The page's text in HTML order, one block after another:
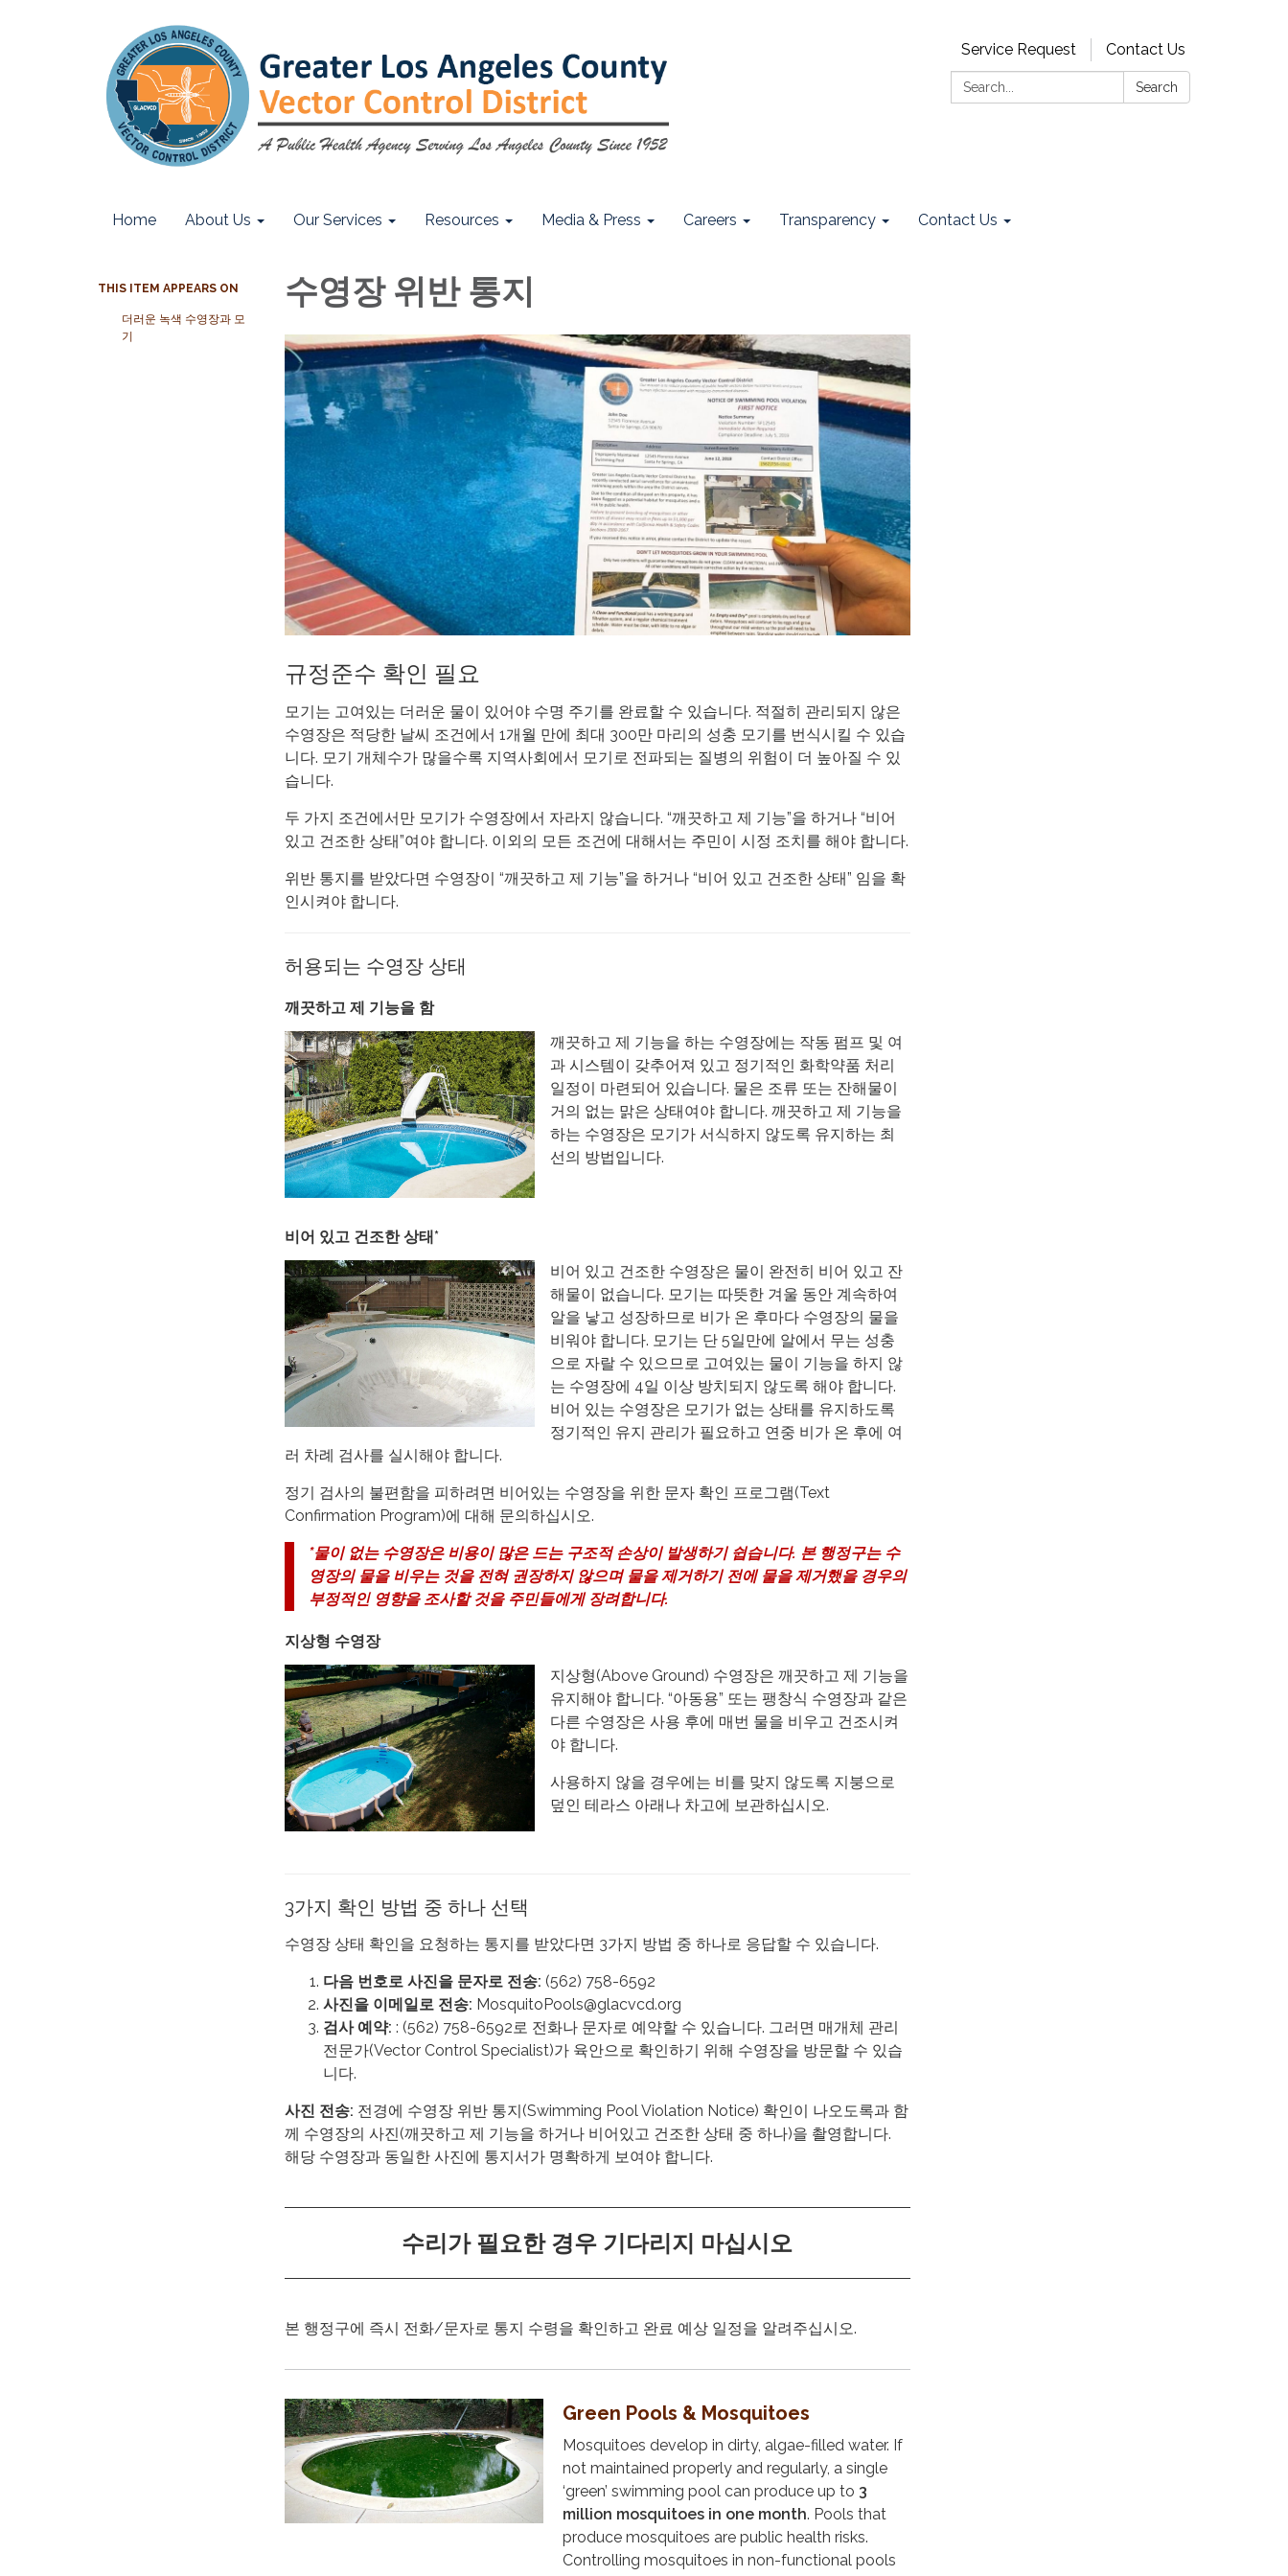
Service Request
Contact Us
Search:
Search
Home About Us Our Services Resources Media & Press Careers Transparency Contact Us
THIS ITEM APPEARS ON
더러운 녹색 수영장과 모
기
수영장 위반 통지
규정준수 확인 필요
모기는 고여있는 더러운 물이 있어야 수명 주기를 완료할 수 있습니다. 적절히 관리되지 않은
수영장은 적당한 날씨 조건에서 1개월 만에 최대 300만 마리의 성충 모기를 번식시킬 수 있습
니다. 모기 개체수가 많을수록 지역사회에서 모기로 전파되는 질병의 위험이 더 높아질 수 있
습니다.
두 가지 조건에서만 모기가 수영장에서 자라지 않습니다. “깨끗하고 제 기능”을 하거나 “비어
있고 건조한 상태”여야 합니다. 이외의 모든 조건에 대해서는 주민이 시정 조치를 해야 합니다.
위반 통지를 받았다면 수영장이 “깨끗하고 제 기능”을 하거나 “비어 있고 건조한 상태” 임을 확
인시켜야 합니다.
허용되는 수영장 상태
깨끗하고 제 기능을 함
깨끗하고 제 기능을 하는 수영장에는 작동 펌프 및 여
과 시스템이 갖추어져 있고 정기적인 화학약품 처리
일정이 마련되어 있습니다. 물은 조류 또는 잔해물이
거의 없는 맑은 상태여야 합니다. 깨끗하고 제 기능을
하는 수영장은 모기가 서식하지 않도록 유지하는 최
선의 방법입니다.
비어 있고 건조한 상태*
비어 있고 건조한 수영장은 물이 완전히 비어 있고 잔
해물이 없습니다. 모기는 따뜻한 겨울 동안 계속하여
알을 낳고 성장하므로 비가 온 후마다 수영장의 물을
비워야 합니다. 모기는 단 5일만에 알에서 무는 성충
으로 자랄 수 있으므로 고여있는 물이 기능을 하지 않
는 수영장에 4일 이상 방치되지 않도록 해야 합니다.
비어 있는 수영장은 모기가 없는 상태를 유지하도록
정기적인 유지 관리가 필요하고 연중 비가 온 후에 여
러 차례 검사를 실시해야 합니다.
정기 검사의 불편함을 피하려면 비어있는 수영장을 위한 문자 확인 프로그램(Text
Confirmation Program)에 대해 문의하십시오.
*물이 없는 수영장은 비용이 많은 드는 구조적 손상이 발생하기 쉽습니다. 본 행정구는 수
영장의 물을 비우는 것을 전혀 권장하지 않으며 물을 제거하기 전에 물을 제거했을 경우의
부정적인 영향을 조사할 것을 주민들에게 장려합니다.
지상형 수영장
지상형(Above Ground) 수영장은 깨끗하고 제 기능을
유지해야 합니다. “아동용” 또는 팽창식 수영장과 같은
다른 수영장은 사용 후에 매번 물을 비우고 건조시켜
야 합니다.
사용하지 않을 경우에는 비를 맞지 않도록 지붕으로
덮인 테라스 아래나 차고에 보관하십시오.
3가지 확인 방법 중 하나 선택
수영장 상태 확인을 요청하는 통지를 받았다면 3가지 방법 중 하나로 응답할 수 있습니다.
다음 번호로 사진을 문자로 전송: (562) 758-6592
사진을 이메일로 전송: MosquitoPools@glacvcd.org
검사 예약: : (562) 758-6592로 전화나 문자로 예약할 수 있습니다. 그러면 매개체 관리
전문가(Vector Control Specialist)가 육안으로 확인하기 위해 수영장을 방문할 수 있습
니다.
사진 전송: 전경에 수영장 위반 통지(Swimming Pool Violation Notice) 확인이 나오도록과 함
께 수영장의 사진(깨끗하고 제 기능을 하거나 비어있고 건조한 상태 중 하나)을 촬영합니다.
해당 수영장과 동일한 사진에 통지서가 명확하게 보여야 합니다.
수리가 필요한 경우 기다리지 마십시오
본 행정구에 즉시 전화/문자로 통지 수령을 확인하고 완료 예상 일정을 알려주십시오.
Green Pools & Mosquitoes
Mosquitoes develop in dirty, algae-filled water. If
not maintained properly and regularly, a single
‘green’ swimming pool can produce up to 3
million mosquitoes in one month. Pools that
produce mosquitoes are public health risks.
Controlling mosquitoes in non-functional pools